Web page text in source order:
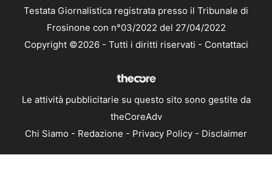
Testata Giornalistica registrata presso il Tribunale di
Frosinone con n°03/2022 del 27/04/2022
Copyright ©2026 - Tutti i diritti riservati - Contattaci
Le attività pubblicitarie su questo sito sono gestite da
theCoreAdv
Chi Siamo - Redazione - Privacy Policy - Disclaimer